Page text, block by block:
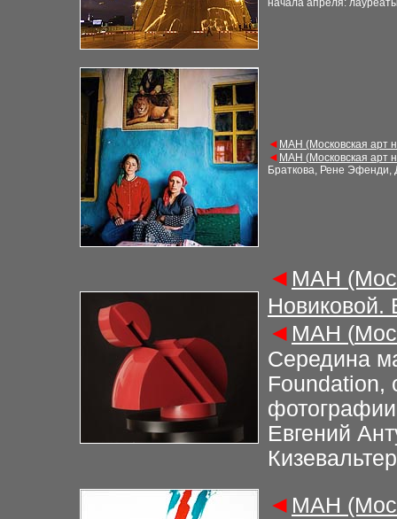
начала апреля:
◄ МАН (Московская арт
◄ МАН (Московская арт
Браткова, Рене Эфенди,
◄ МАН
Новиковой.
◄ МАН (
Середина
Foundation,
Евгений
◄ МАН